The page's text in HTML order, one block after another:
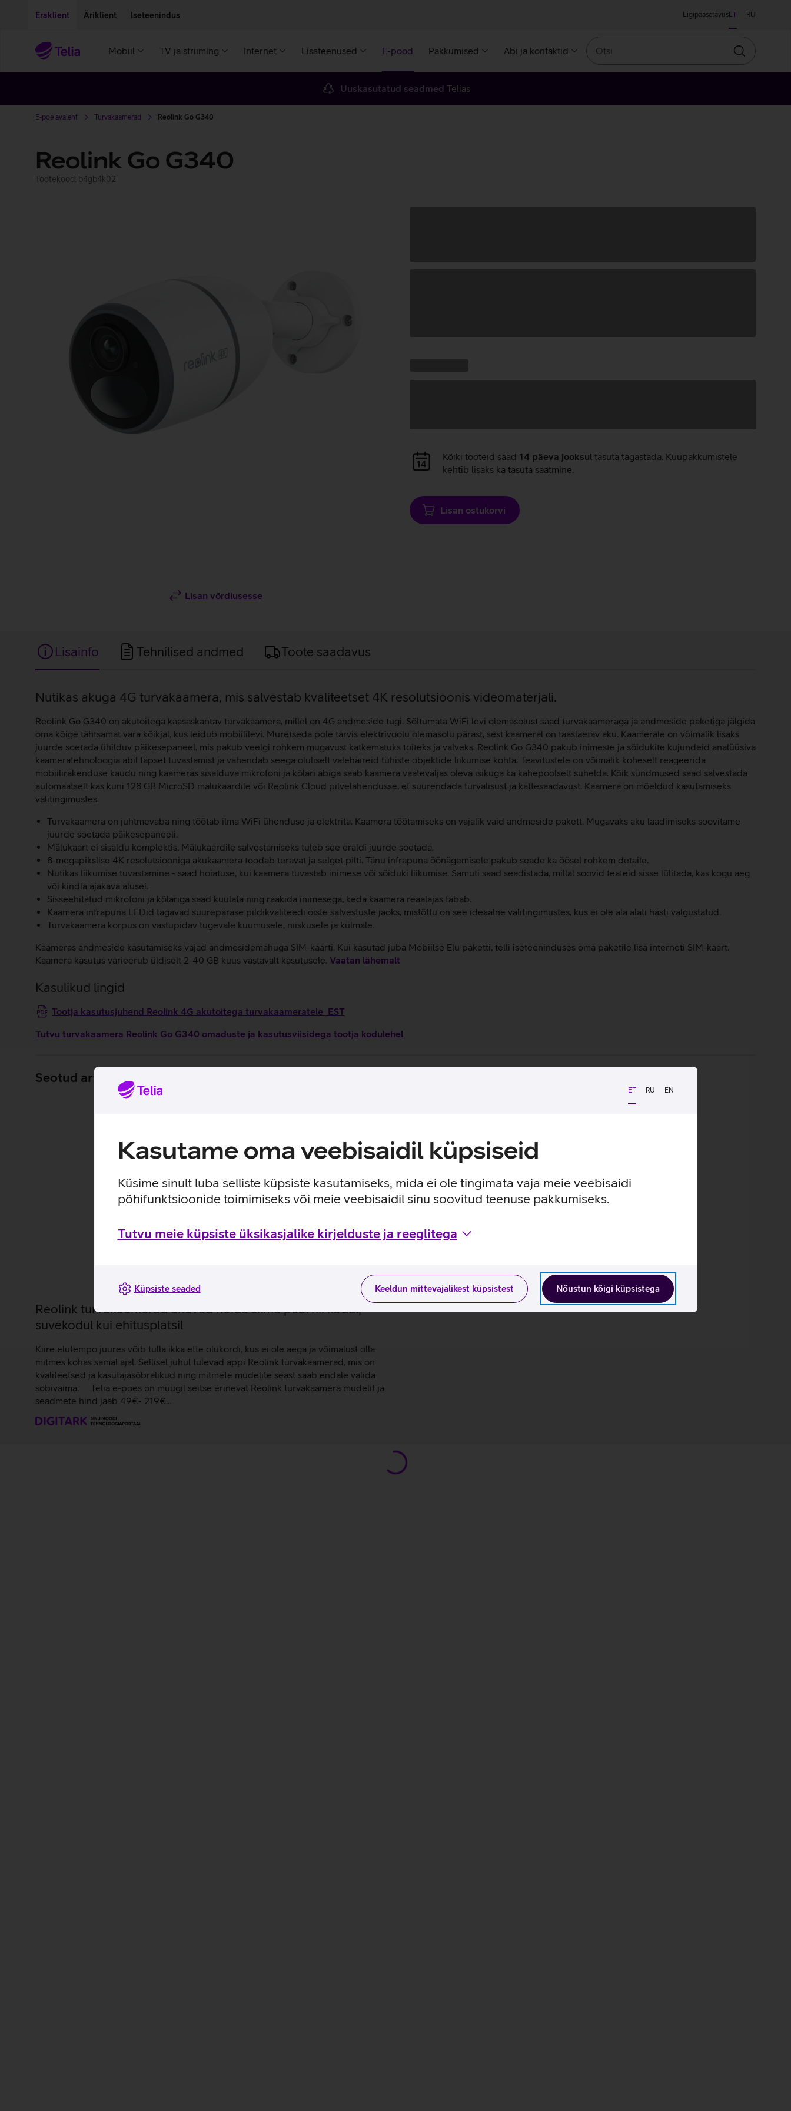
ET RU EN
Kasutame oma veebisaidil küpsiseid
Küsime sinult luba selliste küpsiste kasutamiseks, mida ei ole tingimata vaja meie veebisaidi
põhifunktsioonide toimimiseks või meie veebisaidil sinu soovitud teenuse pakkumiseks.
Tutvu meie küpsiste üksikasjalike kirjelduste ja reeglitega
Nõustun kõigi küpsistega
Keeldun mittevajalikest küpsistest
Küpsiste seaded
Eraklient Äriklient Iseteenindus LigipääsetavusET RU
Mobiil TV ja striiming Internet Lisateenused E-pood Pakkumised Abi ja kontaktid
Otsin
Uuskasutatud seadmed Telias
E-poe avaleht Turvakaamerad Reolink Go G340
Reolink Go G340
Tootekood: b4gb4k02
Lisan võrdlusesse
Andmete
laadimine
Kõiki tooteid saad 14 päeva jooksul tasuta tagastada. Kuupakkumistele
kehtib lisaks ka tasuta saatmine.
Lisan ostukorvi
Lisainfo Tehnilised andmed Toote saadavus
Lisainfo
Nutikas akuga 4G turvakaamera, mis salvestab kvaliteetset 4K resolutsioonis videomaterjali.
Reolink Go G340 on akutoitega kaasaskantav turvakaamera, millel on 4G andmeside tugi. Sõltumata WiFi levi olemasolust saad turvakaameraga ja andmeside paketiga jälgida
oma kõige tähtsamat vara kõikjal, kus leidub mobiililevi. Muretseda pole tarvis elektrivoolu olemasolu pärast, sest kaameral on taaslaetav aku. Kaamerale on võimalik lisaks
juurde soetada ühilduv päikesepaneel, mis pakub veelgi rohkem mugavust katkematuks toiteks ja valveks. Reolink Go G340 pakub inimeste ja sõidukite kujundeid analüüsiva
kaameratehnoloogia abil täpset tuvastamist ja vähendab seega oluliselt valehäireid tühiste objektide liikumise kohta. Teavitustele on võimalik koheselt reageerida
mobiilirakenduse kaudu ning kaameras sisalduva mikrofoni ja kõlari abiga saab kaamera vaateväljas oleva isikuga ka kahepoolselt suhelda. Kõik sündmused saad salvestada
automaatselt kas kuni 128 GB MicroSD mälukaardile või Reolink Cloud pilvelahendusse, et suurendada turvalisust ja kättesaadavust. Kaamera on mõeldud kasutamiseks
välitingimustes.
Turvakaamera on juhtmevaba ning töötab ilma WiFi ühenduse ja elektrita. Kaamera töötamiseks on vajalik vaid andmeside pakett. Mugavaks aku laadimiseks soovitame
juurde soetada päikesepaneeli.
Mälukaart ei sisaldu komplektis. Mälukaardile salvestamiseks tuleb see eraldi juurde soetada.
8-megapikslise 4K resolutsiooniga akukaamera toodab teravat ja selget pilti. Tänu infrapuna öönägemisele pakub seade ka öösel rohkem detaile.
Nutikas liikumise tuvastamine - saad hoiatuse, kui kaamera tuvastab inimese või sõiduki liikumise. Samuti saad seadistada, millal soovid teateid sisse lülitada, kas kogu aeg
või kindla ajakava alusel.
Sisseehitatud mikrofoni ja kõlariga saad kuulata ning rääkida inimesega, keda kaamera reaalajas tabab.
Kaamera infrapuna LEDid tagavad suurepärase pildikvaliteedi öiste salvestuste jaoks, mistõttu on see ideaalne välitingimustes, kus ei ole ala alati hästi valgustatud.
Turvakaamera korpus on vastupidav tugevale kuumusele, niiskusele ja külmale.
Kaameras andmeside kasutamiseks vajad andmesidemahuga SIM-kaarti. Kui kasutad juba Mobiilse Elu paketti, telli iseteeninduses oma paketile lisa interneti SIM-kaart.
Kaamera kasutus varieerub üldiselt 2-40 GB kuus vastavalt kasutusele. Vaatan lähemalt
Kasulikud lingid
Tootja kasutusjuhend Reolink 4G akutoitega turvakaameratele_EST
Tutvu turvakaamera Reolink Go G340 omaduste ja kasutusviisidega tootja kodulehel
Seotud artiklid ja videod
Reolink turvakaamerad aitavad hoida silma peal nii kodul,
suvekodul kui ehitusplatsil
Kiire elutempo juures võib tulla ikka ette olukordi, kus ei ole aega ja võimalust olla
mitmes kohas samal ajal. Sellisel juhul tulevad appi Reolink turvakaamerad, mis on
kvaliteetsed ja kasutajasõbralikud ning mitmete mudelite seast saab endale valida
sobivaima. Telia e-poes on müügil seitse erinevat Reolink turvakaamera mudelit ja
seadmete hind jääb 49€- 219€…